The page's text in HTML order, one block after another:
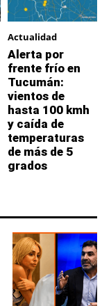
Actualidad
Alerta por
frente frío en
Tucumán:
vientos de
hasta 100 kmh
y caída de
temperaturas
de más de 5
grados